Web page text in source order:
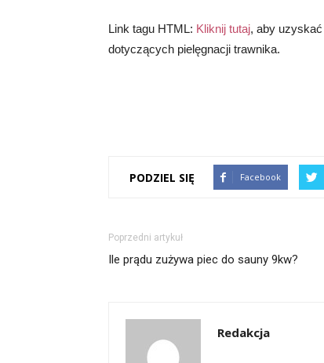
Link tagu HTML: Kliknij tutaj, aby
dotyczących pielęgnacji trawnika.
PODZIEL SIĘ Facebook
Poprzedni artykuł
Ile prądu zużywa piec do sauny 9kw?
Redakcja